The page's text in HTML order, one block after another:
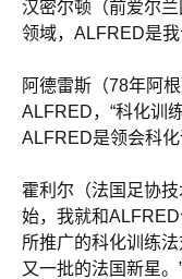
汉密尔顿（前爱尔兰
领域，ALFRED是
阿德雷斯（78年阿
ALFRED，“科化训
ALFRED是领会科
霍利尔（法国足协
始，我就和
所推广的科化训练
又一批的法国新星。